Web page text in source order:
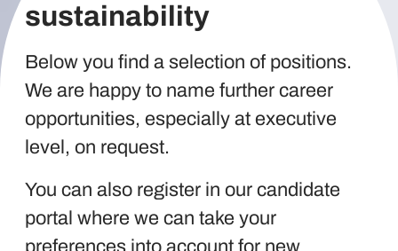
sustainability
Below you find a selection of positions.
We are happy to name further career
opportunities, especially at executive
level, on request.
You can also register in our candidate
portal where we can take your